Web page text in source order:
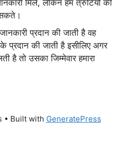
मिले, लेकिन हम त्रुटियों की
जानकारी प्रदान की जाती है वह
प्रदान की जाती है इसीलिए अगर
है तो उसका जिम्मेवार हमारा
• Built with GeneratePress